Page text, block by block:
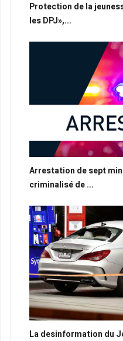
Protection de la
les DPJ»,...
Arrestation de sept
criminalisé de ...
La desinformation du